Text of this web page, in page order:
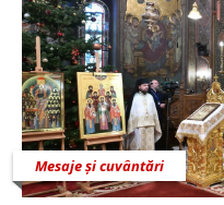
Mesaje și cuvântări